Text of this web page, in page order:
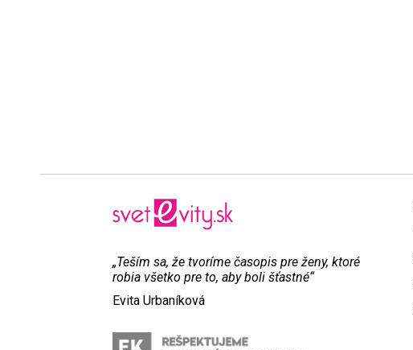
„Teším sa, že tvoríme časopis pre ženy, ktoré
robia všetko pre to, aby boli šťastné“
Evita Urbaníková